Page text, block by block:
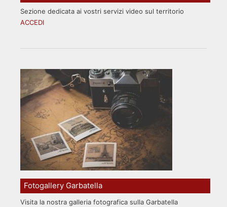
Sezione dedicata ai vostri servizi video sul territorio
ACCEDI
Fotogallery Garbatella
Visita la nostra galleria fotografica sulla Garbatella